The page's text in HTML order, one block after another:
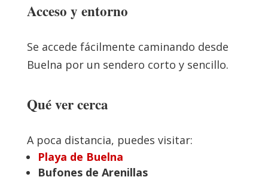
Acceso y entorno
Se accede fácilmente caminando desde
Buelna por un sendero corto y sencillo.
Qué ver cerca
A poca distancia, puedes visitar:
Playa de Buelna
Bufones de Arenillas